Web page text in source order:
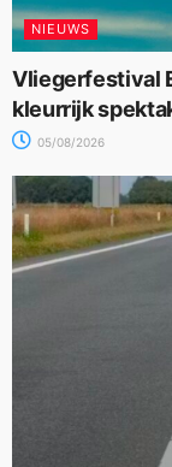
NIEUWS
Vliegerfestival
kleurrijk
05/08/2026